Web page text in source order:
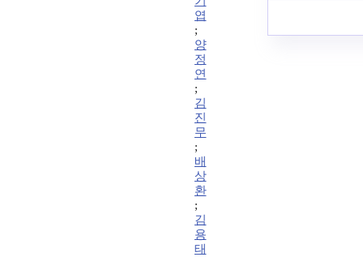
엽
;
양
정
연
;
김
진
무
;
배
상
환
;
김
용
태